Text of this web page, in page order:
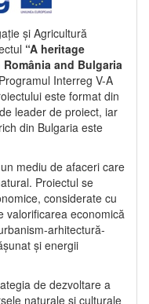
și Agricultură
“A heritage
and Bulgaria
Interreg V-A
este format din
leader de proiect, iar
din Bulgaria este
mediu de afaceri care
Proiectul se
considerate cu
valorificarea economică
arhitectură-
și energii
de dezvoltare a
naturale și culturale